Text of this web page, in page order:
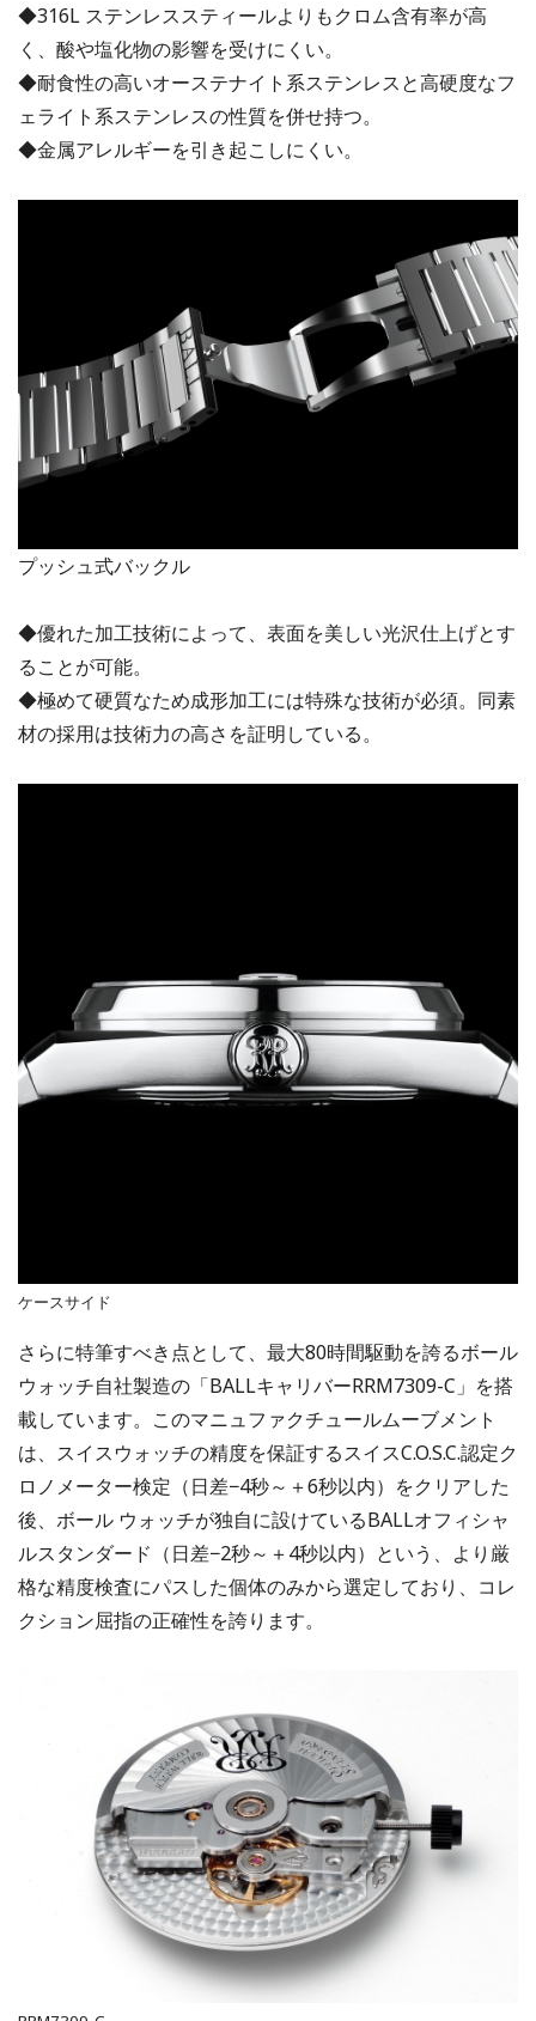
◆316L ステンレススティールよりもクロム含有率が高
く、酸や塩化物の影響を受けにくい。
◆耐食性の高いオーステナイト系ステンレスと高硬度なフ
ェライト系ステンレスの性質を併せ持つ。
◆金属アレルギーを引き起こしにくい。
プッシュ式バックル
◆優れた加工技術によって、表面を美しい光沢仕上げとす
ることが可能。
◆極めて硬質なため成形加工には特殊な技術が必須。同素
材の採用は技術力の高さを証明している。
ケースサイド
さらに特筆すべき点として、最大80時間駆動を誇るボール
ウォッチ自社製造の「BALLキャリバーRRM7309-C」を搭
載しています。このマニュファクチュールムーブメント
は、スイスウォッチの精度を保証するスイスC.O.S.C.認定ク
ロノメーター検定（日差−4秒～＋6秒以内）をクリアした
後、ボール ウォッチが独自に設けているBALLオフィシャ
ルスタンダード（日差−2秒～＋4秒以内）という、より厳
格な精度検査にパスした個体のみから選定しており、コレ
クション屈指の正確性を誇ります。